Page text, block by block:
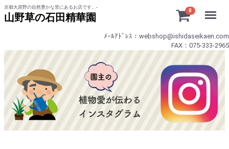
京都大原野の自然豊かな里にあるお店です。-
山野草の石田精華園
0
ﾒｰﾙｱﾄﾞﾚｽ：webshop@ishidaseikaen.com
FAX：075-333-2965